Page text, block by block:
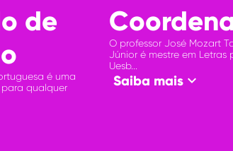
de
é uma
qualquer
O professor José Mozart
Júnior é mestre em Letras
Uesb...
Saiba maiskeyboard_arrow_down